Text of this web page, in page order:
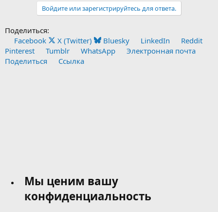
Войдите или зарегистрируйтесь для ответа.
Поделиться:
Facebook
X (Twitter) Bluesky LinkedIn
Reddit
Pinterest
Tumblr WhatsApp
Электронная почта
Поделиться
Ссылка
Мы ценим вашу
конфиденциальность